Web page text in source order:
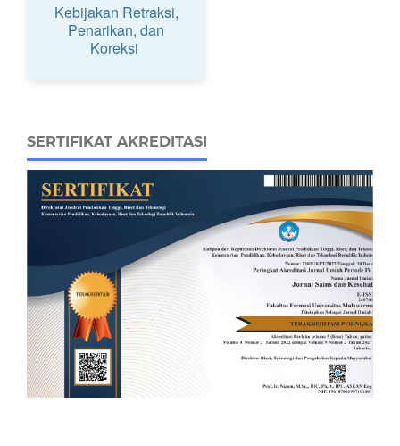
Kebijakan Retraksi,
Penarikan, dan
Koreksi
SERTIFIKAT AKREDITASI